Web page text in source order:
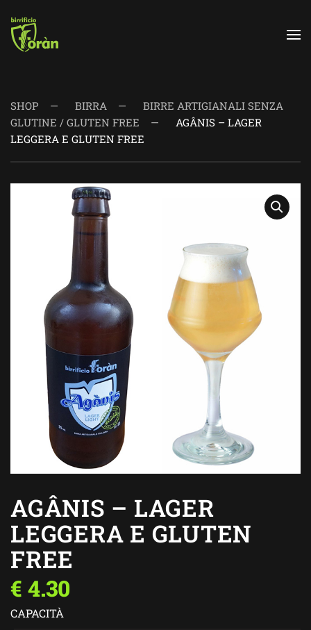
Skip to main content
SHOP BIRRA
BIRRE ARTIGIANALI SENZA
GLUTINE / GLUTEN FREE
AGÂNIS – LAGER
LEGGERA E GLUTEN FREE
AGÂNIS – LAGER
LEGGERA E GLUTEN
FREE
€ 4.30
CAPACITÀ